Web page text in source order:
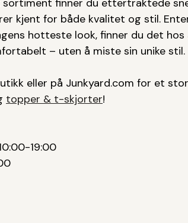
sortiment finner du ettertraktede
kjent for både kvalitet og stil.
hotteste look, finner du det
– uten å miste sin unike stil.
eller på Junkyard.com for et
topper & t-skjorter!
19:00